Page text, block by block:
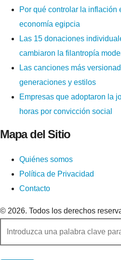
Por qué controlar la inflación
economía egipcia
Las 15 donaciones
cambiaron la filantropía
Las canciones más
generaciones y estilos
Empresas que adoptaron la
horas por convicción social
Mapa del Sitio
Quiénes somos
Política de Privacidad
Contacto
© 2026. Todos los derechos